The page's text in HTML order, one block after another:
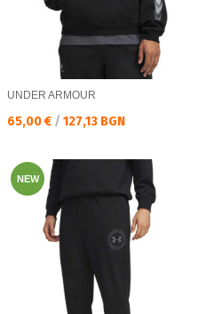
UNDER ARMOUR
Текуща цена:
65,00 € / 127,13 BGN
NEW